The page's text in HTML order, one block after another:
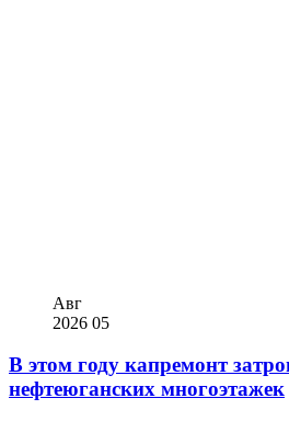
Авг
2026 05
В этом году капремонт
нефтеюганских многоэтажек